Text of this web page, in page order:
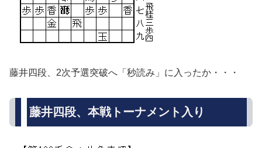
藤井四段、2次予選突破へ「秒読み」に入ったか・・・
藤井四段、本戦トーナメント入り